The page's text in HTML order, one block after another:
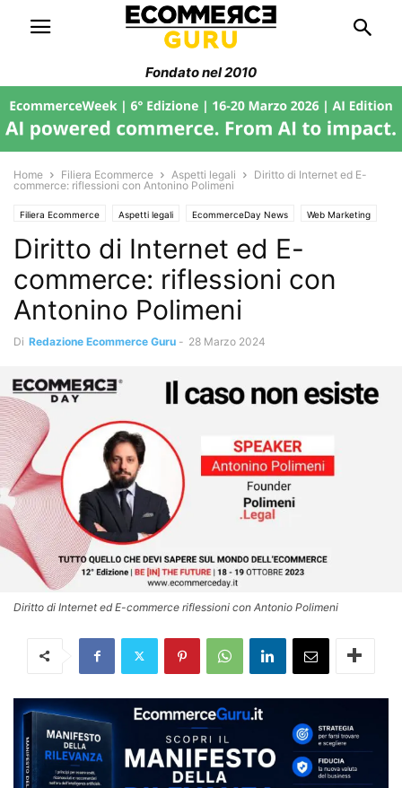
Fondato nel 2010
Home Filiera Ecommerce Aspetti legali
Diritto di Internet ed E-
commerce: riflessioni con Antonino Polimeni
Filiera Ecommerce Aspetti legali EcommerceDay News Web Marketing
Diritto di Internet ed E-
commerce: riflessioni con
Antonino Polimeni
Di Redazione Ecommerce Guru - 28 Marzo 2024
Diritto di Internet ed E-commerce riflessioni con Antonio Polimeni